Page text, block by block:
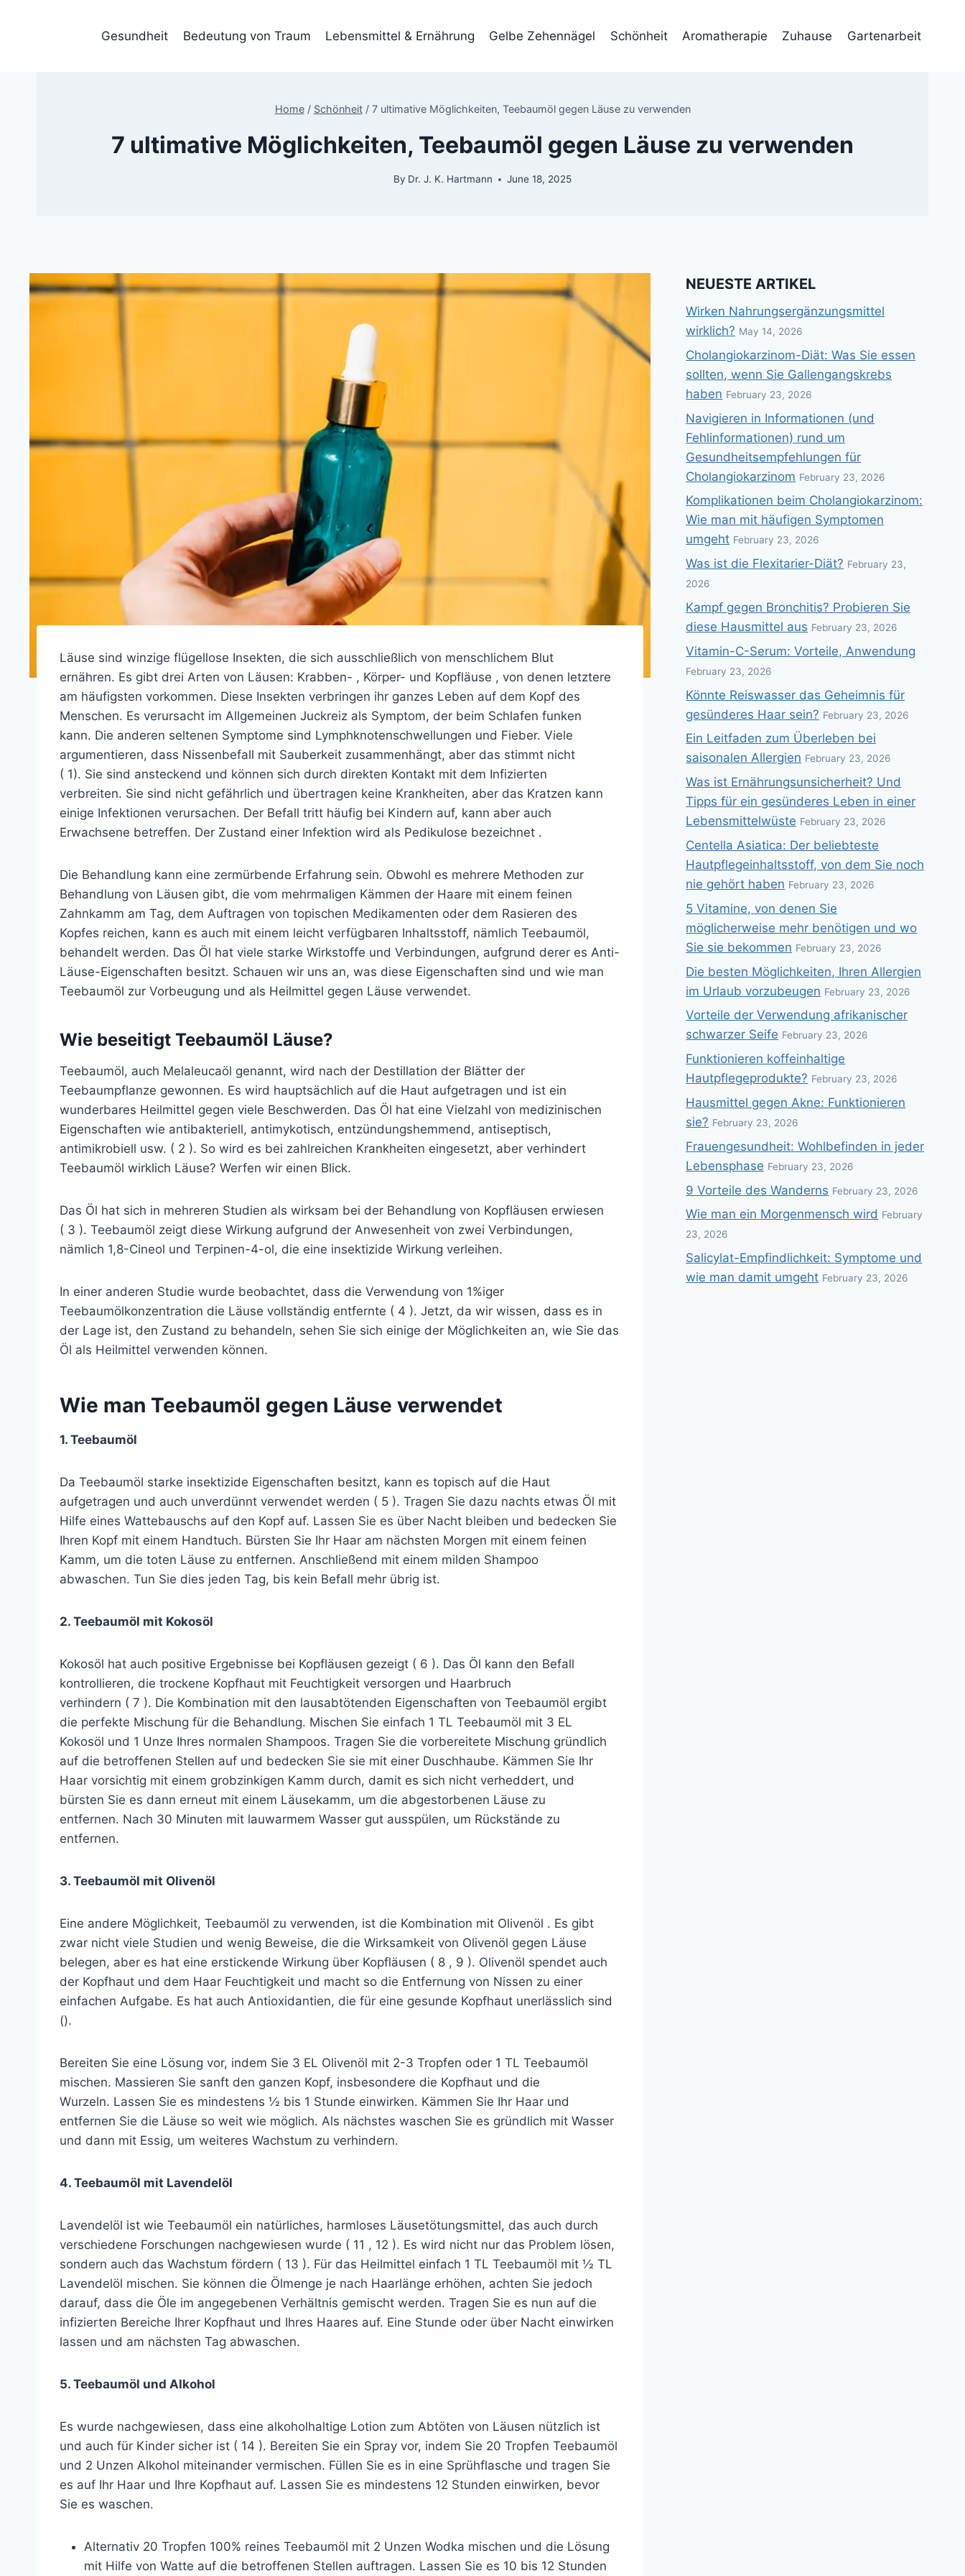
Gesundheit Bedeutung von Traum Lebensmittel & Ernährung Gelbe Zehennägel Schönheit Aromatherapie Zuhause Gartenarbeit
Home / Schönheit / 7 ultimative Möglichkeiten, Teebaumöl gegen Läuse zu verwenden
7 ultimative Möglichkeiten, Teebaumöl gegen Läuse zu verwenden
By Dr. J. K. Hartmann June 18, 2025
Läuse sind winzige flügellose Insekten, die sich ausschließlich von menschlichem Blut
ernähren. Es gibt drei Arten von Läusen: Krabben- , Körper- und Kopfläuse , von denen letztere
am häufigsten vorkommen. Diese Insekten verbringen ihr ganzes Leben auf dem Kopf des
Menschen. Es verursacht im Allgemeinen Juckreiz als Symptom, der beim Schlafen funken
kann. Die anderen seltenen Symptome sind Lymphknotenschwellungen und Fieber. Viele
argumentieren, dass Nissenbefall mit Sauberkeit zusammenhängt, aber das stimmt nicht
( 1). Sie sind ansteckend und können sich durch direkten Kontakt mit dem Infizierten
verbreiten. Sie sind nicht gefährlich und übertragen keine Krankheiten, aber das Kratzen kann
einige Infektionen verursachen. Der Befall tritt häufig bei Kindern auf, kann aber auch
Erwachsene betreffen. Der Zustand einer Infektion wird als Pedikulose bezeichnet .
Die Behandlung kann eine zermürbende Erfahrung sein. Obwohl es mehrere Methoden zur
Behandlung von Läusen gibt, die vom mehrmaligen Kämmen der Haare mit einem feinen
Zahnkamm am Tag, dem Auftragen von topischen Medikamenten oder dem Rasieren des
Kopfes reichen, kann es auch mit einem leicht verfügbaren Inhaltsstoff, nämlich Teebaumöl,
behandelt werden. Das Öl hat viele starke Wirkstoffe und Verbindungen, aufgrund derer es Anti-
Läuse-Eigenschaften besitzt. Schauen wir uns an, was diese Eigenschaften sind und wie man
Teebaumöl zur Vorbeugung und als Heilmittel gegen Läuse verwendet.
Wie beseitigt Teebaumöl Läuse?
Teebaumöl, auch Melaleucaöl genannt, wird nach der Destillation der Blätter der
Teebaumpflanze gewonnen. Es wird hauptsächlich auf die Haut aufgetragen und ist ein
wunderbares Heilmittel gegen viele Beschwerden. Das Öl hat eine Vielzahl von medizinischen
Eigenschaften wie antibakteriell, antimykotisch, entzündungshemmend, antiseptisch,
antimikrobiell usw. ( 2 ). So wird es bei zahlreichen Krankheiten eingesetzt, aber verhindert
Teebaumöl wirklich Läuse? Werfen wir einen Blick.
Das Öl hat sich in mehreren Studien als wirksam bei der Behandlung von Kopfläusen erwiesen
( 3 ). Teebaumöl zeigt diese Wirkung aufgrund der Anwesenheit von zwei Verbindungen,
nämlich 1,8-Cineol und Terpinen-4-ol, die eine insektizide Wirkung verleihen.
In einer anderen Studie wurde beobachtet, dass die Verwendung von 1%iger
Teebaumölkonzentration die Läuse vollständig entfernte ( 4 ). Jetzt, da wir wissen, dass es in
der Lage ist, den Zustand zu behandeln, sehen Sie sich einige der Möglichkeiten an, wie Sie das
Öl als Heilmittel verwenden können.
Wie man Teebaumöl gegen Läuse verwendet
1. Teebaumöl
Da Teebaumöl starke insektizide Eigenschaften besitzt, kann es topisch auf die Haut
aufgetragen und auch unverdünnt verwendet werden ( 5 ). Tragen Sie dazu nachts etwas Öl mit
Hilfe eines Wattebauschs auf den Kopf auf. Lassen Sie es über Nacht bleiben und bedecken Sie
Ihren Kopf mit einem Handtuch. Bürsten Sie Ihr Haar am nächsten Morgen mit einem feinen
Kamm, um die toten Läuse zu entfernen. Anschließend mit einem milden Shampoo
abwaschen. Tun Sie dies jeden Tag, bis kein Befall mehr übrig ist.
2. Teebaumöl mit Kokosöl
Kokosöl hat auch positive Ergebnisse bei Kopfläusen gezeigt ( 6 ). Das Öl kann den Befall
kontrollieren, die trockene Kopfhaut mit Feuchtigkeit versorgen und Haarbruch
verhindern ( 7 ). Die Kombination mit den lausabtötenden Eigenschaften von Teebaumöl ergibt
die perfekte Mischung für die Behandlung. Mischen Sie einfach 1 TL Teebaumöl mit 3 EL
Kokosöl und 1 Unze Ihres normalen Shampoos. Tragen Sie die vorbereitete Mischung gründlich
auf die betroffenen Stellen auf und bedecken Sie sie mit einer Duschhaube. Kämmen Sie Ihr
Haar vorsichtig mit einem grobzinkigen Kamm durch, damit es sich nicht verheddert, und
bürsten Sie es dann erneut mit einem Läusekamm, um die abgestorbenen Läuse zu
entfernen. Nach 30 Minuten mit lauwarmem Wasser gut ausspülen, um Rückstände zu
entfernen.
3. Teebaumöl mit Olivenöl
Eine andere Möglichkeit, Teebaumöl zu verwenden, ist die Kombination mit Olivenöl . Es gibt
zwar nicht viele Studien und wenig Beweise, die die Wirksamkeit von Olivenöl gegen Läuse
belegen, aber es hat eine erstickende Wirkung über Kopfläusen ( 8 , 9 ). Olivenöl spendet auch
der Kopfhaut und dem Haar Feuchtigkeit und macht so die Entfernung von Nissen zu einer
einfachen Aufgabe. Es hat auch Antioxidantien, die für eine gesunde Kopfhaut unerlässlich sind
().
Bereiten Sie eine Lösung vor, indem Sie 3 EL Olivenöl mit 2-3 Tropfen oder 1 TL Teebaumöl
mischen. Massieren Sie sanft den ganzen Kopf, insbesondere die Kopfhaut und die
Wurzeln. Lassen Sie es mindestens ½ bis 1 Stunde einwirken. Kämmen Sie Ihr Haar und
entfernen Sie die Läuse so weit wie möglich. Als nächstes waschen Sie es gründlich mit Wasser
und dann mit Essig, um weiteres Wachstum zu verhindern.
4. Teebaumöl mit Lavendelöl
Lavendelöl ist wie Teebaumöl ein natürliches, harmloses Läusetötungsmittel, das auch durch
verschiedene Forschungen nachgewiesen wurde ( 11 , 12 ). Es wird nicht nur das Problem lösen,
sondern auch das Wachstum fördern ( 13 ). Für das Heilmittel einfach 1 TL Teebaumöl mit ½ TL
Lavendelöl mischen. Sie können die Ölmenge je nach Haarlänge erhöhen, achten Sie jedoch
darauf, dass die Öle im angegebenen Verhältnis gemischt werden. Tragen Sie es nun auf die
infizierten Bereiche Ihrer Kopfhaut und Ihres Haares auf. Eine Stunde oder über Nacht einwirken
lassen und am nächsten Tag abwaschen.
5. Teebaumöl und Alkohol
Es wurde nachgewiesen, dass eine alkoholhaltige Lotion zum Abtöten von Läusen nützlich ist
und auch für Kinder sicher ist ( 14 ). Bereiten Sie ein Spray vor, indem Sie 20 Tropfen Teebaumöl
und 2 Unzen Alkohol miteinander vermischen. Füllen Sie es in eine Sprühflasche und tragen Sie
es auf Ihr Haar und Ihre Kopfhaut auf. Lassen Sie es mindestens 12 Stunden einwirken, bevor
Sie es waschen.
Alternativ 20 Tropfen 100% reines Teebaumöl mit 2 Unzen Wodka mischen und die Lösung
mit Hilfe von Watte auf die betroffenen Stellen auftragen. Lassen Sie es 10 bis 12 Stunden
NEUESTE ARTIKEL
Wirken Nahrungsergänzungsmittel
wirklich? May 14, 2026
Cholangiokarzinom-Diät: Was Sie essen
sollten, wenn Sie Gallengangskrebs
haben February 23, 2026
Navigieren in Informationen (und
Fehlinformationen) rund um
Gesundheitsempfehlungen für
Cholangiokarzinom February 23, 2026
Komplikationen beim Cholangiokarzinom:
Wie man mit häufigen Symptomen
umgeht February 23, 2026
Was ist die Flexitarier-Diät? February 23,
2026
Kampf gegen Bronchitis? Probieren Sie
diese Hausmittel aus February 23, 2026
Vitamin-C-Serum: Vorteile, Anwendung
February 23, 2026
Könnte Reiswasser das Geheimnis für
gesünderes Haar sein? February 23, 2026
Ein Leitfaden zum Überleben bei
saisonalen Allergien February 23, 2026
Was ist Ernährungsunsicherheit? Und
Tipps für ein gesünderes Leben in einer
Lebensmittelwüste February 23, 2026
Centella Asiatica: Der beliebteste
Hautpflegeinhaltsstoff, von dem Sie noch
nie gehört haben February 23, 2026
5 Vitamine, von denen Sie
möglicherweise mehr benötigen und wo
Sie sie bekommen February 23, 2026
Die besten Möglichkeiten, Ihren Allergien
im Urlaub vorzubeugen February 23, 2026
Vorteile der Verwendung afrikanischer
schwarzer Seife February 23, 2026
Funktionieren koffeinhaltige
Hautpflegeprodukte? February 23, 2026
Hausmittel gegen Akne: Funktionieren
sie? February 23, 2026
Frauengesundheit: Wohlbefinden in jeder
Lebensphase February 23, 2026
9 Vorteile des Wanderns February 23, 2026
Wie man ein Morgenmensch wird February
23, 2026
Salicylat-Empfindlichkeit: Symptome und
wie man damit umgeht February 23, 2026